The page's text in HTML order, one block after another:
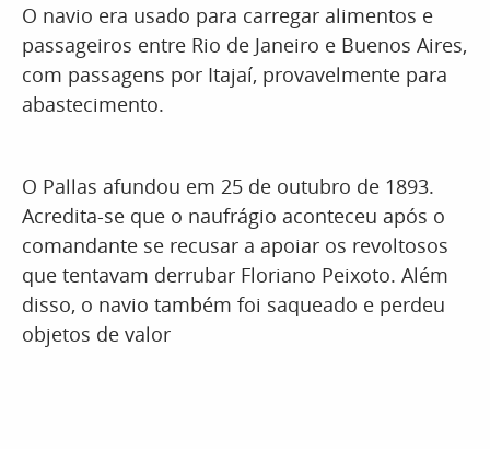
O navio era usado para carregar alimentos e
passageiros entre Rio de Janeiro e Buenos Aires,
com passagens por Itajaí, provavelmente para
abastecimento.
O Pallas afundou em 25 de outubro de 1893.
Acredita-se que o naufrágio aconteceu após o
comandante se recusar a apoiar os revoltosos
que tentavam derrubar Floriano Peixoto. Além
disso, o navio também foi saqueado e perdeu
objetos de valor